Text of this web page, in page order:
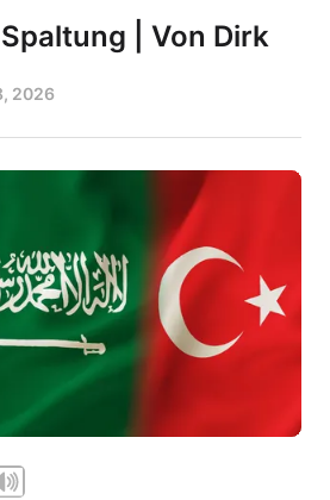
| Von Dirk
2026